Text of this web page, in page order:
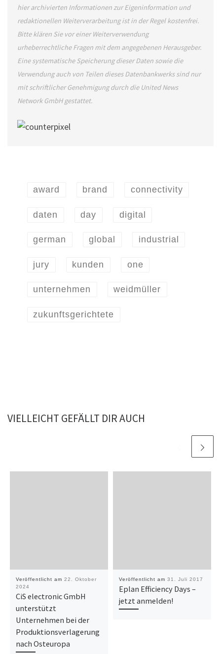
hier archivierten Informationen zur Eigeninformation und
redaktionellen Weiterverarbeitung ist in der Regel kostenfrei.
Bitte klären Sie vor einer Weiterverwendung
urheberrechtliche Fragen mit dem angegebenen Herausgeber.
Eine systematische Speicherung dieser Daten sowie die
Verwendung auch von Teilen dieses Datenbankwerks sind nur
mit schriftlicher Genehmigung durch die United News
Network GmbH gestattet.
award brand connectivity
daten day digital
german global industrial
jury kunden one
unternehmen weidmüller
zukunftsgerichtete
VIELLEICHT GEFÄLLT DIR AUCH
Veröffentlicht am 22. Oktober
2024
CiS electronic GmbH
unterstützt
Unternehmen bei der
Produktionsverlagerung
nach Osteuropa
Veröffentlicht am 31. Juli 2017
Eplan Efficiency Days –
jetzt anmelden!